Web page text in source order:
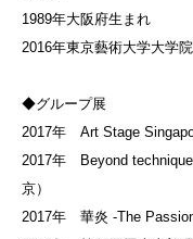
1989年大阪府生まれ
2016年東京藝術大学大学
◆グループ展
2017年 Art Stage
2017年 Beyond
京）
2017年 華炎 -The